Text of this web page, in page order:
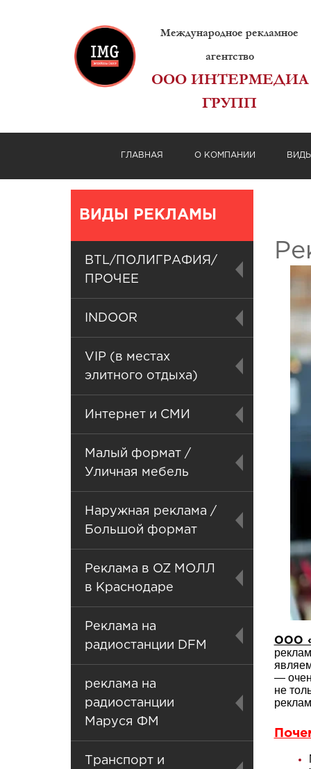
Международное рекламное
агентство
ООО ИНТЕРМЕДИА
ГРУПП
ГЛАВНАЯ О КОМПАНИИ
ВИДЫ РЕКЛАМЫ
BTL/ПОЛИГРАФИЯ/
ПРОЧЕЕ
INDOOR
VIP (в местах
элитного отдыха)
Интернет и СМИ
Малый формат /
Уличная мебель
Наружная реклама /
Большой формат
Реклама в OZ МОЛЛ
в Краснодаре
Реклама на
радиостанции DFM
реклама на
радиостанции
Маруся ФМ
Транспорт и
ООО
—
не